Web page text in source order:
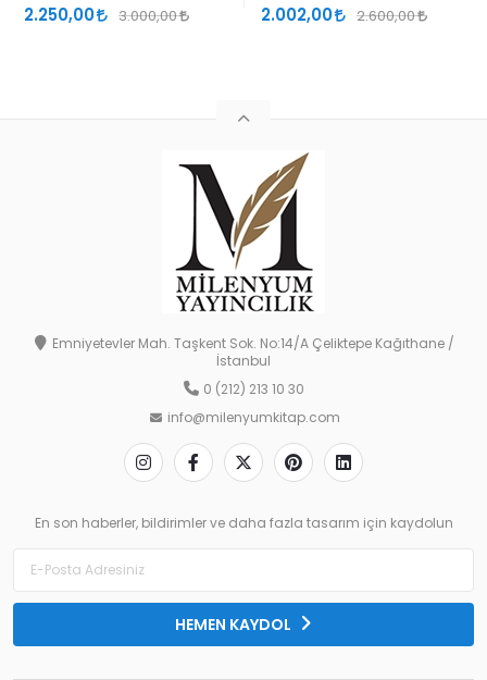
2.250,00 3.000,00 2.002,00 2.600,00
Emniyetevler Mah. Taşkent Sok. No:14/A Çeliktepe Kağıthane /
İstanbul
0 (212) 213 10 30
info@milenyumkitap.com
En son haberler, bildirimler ve daha fazla tasarım için kaydolun
HEMEN KAYDOL